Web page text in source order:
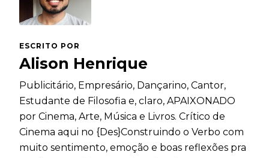
ESCRITO POR
Alison Henrique
Publicitário, Empresário, Dançarino, Cantor,
Estudante de Filosofia e, claro, APAIXONADO
por Cinema, Arte, Música e Livros. Crítico de
Cinema aqui no {Des}Construindo o Verbo com
muito sentimento, emoção e boas reflexões pra